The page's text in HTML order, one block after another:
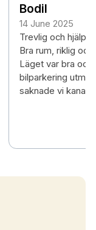
Bodil
14 June 2025
Trevlig och
Bra rum, riklig
Läget var bra och
bilparkering
saknade vi kanal